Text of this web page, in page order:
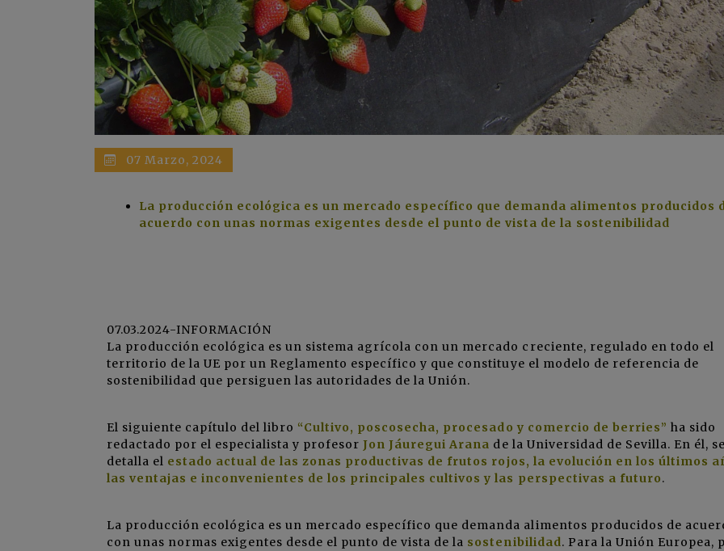
07 Marzo, 2024
La producción ecológica es un mercado específico que demanda alimentos producidos
acuerdo con unas normas exigentes desde el punto de vista de la sostenibilidad
07.03.2024-INFORMACIÓN
La producción ecológica es un sistema agrícola con un mercado creciente, regulado en todo el
territorio de la UE por un Reglamento específico y que constituye el modelo de referencia de
sostenibilidad que persiguen las autoridades de la Unión.
El siguiente capítulo del libro “Cultivo, poscosecha, procesado y comercio de berries” ha sido
redactado por el especialista y profesorJon Jáuregui Arana de la Universidad de Sevilla. En él,
detalla el estado actual de las zonas productivas de frutos rojos, la evolución en los últimos
las ventajas e inconvenientes de los principales cultivos y las perspectivas a futuro.
La producción ecológica es un mercado específico que demanda alimentos producidos de
con unas normas exigentes desde el punto de vista de la sostenibilidad. Para la Unión Europea,